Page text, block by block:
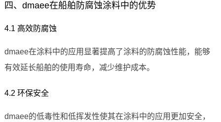
四、dmaee在船舶防腐蚀涂料中的优势
4.1 高效防腐蚀
dmaee在涂料中的应用显著提高了涂料的防腐蚀性能，能够
有效延长船舶的使用寿命，减少维护成本。
4.2 环保安全
dmaee的低毒性和低挥发性使其在涂料中的应用更加安全，